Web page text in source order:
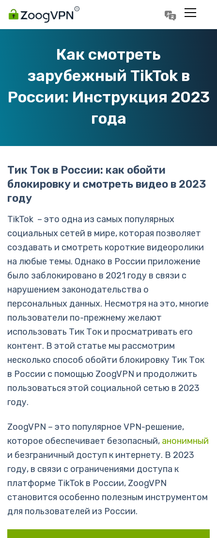
Как смотреть
зарубежный TikTok в
России: Инструкция 2023
года
Тик Ток в России: как обойти
блокировку и смотреть видео в 2023
году
TikTok – это одна из самых популярных
социальных сетей в мире, которая позволяет
создавать и смотреть короткие видеоролики
на любые темы. Однако в России приложение
было заблокировано в 2021 году в связи с
нарушением законодательства о
персональных данных. Несмотря на это, многие
пользователи по-прежнему желают
использовать Тик Ток и просматривать его
контент. В этой статье мы рассмотрим
несколько способ обойти блокировку Тик Ток
в России c помощью ZoogVPN и продолжить
пользоваться этой социальной сетью в 2023
году.
ZoogVPN – это популярное VPN-решение,
которое обеспечивает безопасный, анонимный
и безграничный доступ к интернету. В 2023
году, в связи с ограничениями доступа к
платформе TikTok в России, ZoogVPN
становится особенно полезным инструментом
для пользователей из России.